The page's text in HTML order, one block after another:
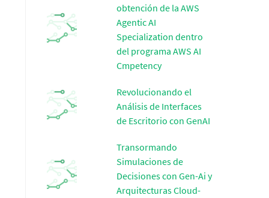
obtención de la AWS
Agentic AI
Specialization dentro
del programa AWS AI
Cmpetency
Revolucionando el
Análisis de Interfaces
de Escritorio con GenAI
Transormando
Simulaciones de
Decisiones con Gen-Ai y
Arquitecturas Cloud-